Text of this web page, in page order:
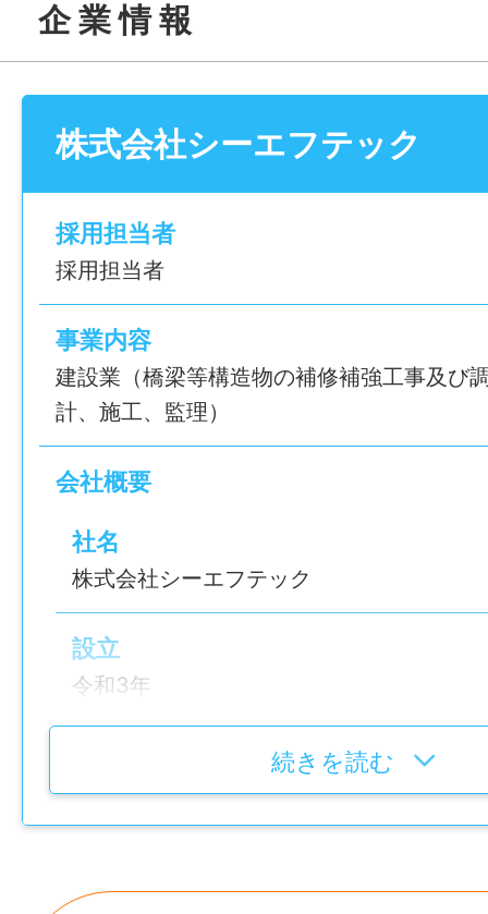
まずは簡単な事務作業からスタート！徐々
・書類作成・データ入力（見積書・請求書
・現場データの整理・保存、スケジュール
・勤怠の確認や簡単な労務サポート（現場
分）
◆慣れてきたらチャレンジできる業務
・SNS（Instagram）での情報発信（オフ
・AI（ChatGPT等）を使った業務効率化（
※「やってみたい！」というお気持ちがあ
知識は不要です。
￣￣￣￣￣￣￣￣￣￣￣￣￣￣￣￣￣￣￣
￣￣
★「1人で抱え込む」心配はありません！
松江事務所の事務は1名体制ですが、米子
談できる環境です。
企 業 情 報
株式会社シーエフテック
採用担当者
採用担当者
事業内容
建設業（橋梁等構造物の補修補強工事及び
計、施工、監理）
会社概要
社名
株式会社シーエフテック
設立
令和3年
代表取締役 中井 満
3,000万円
続きを読む